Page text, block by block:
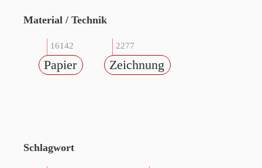
Material / Technik
16142
Papier
2277
Zeichnung
Schlagwort